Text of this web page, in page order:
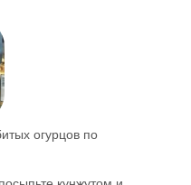
огурцов по